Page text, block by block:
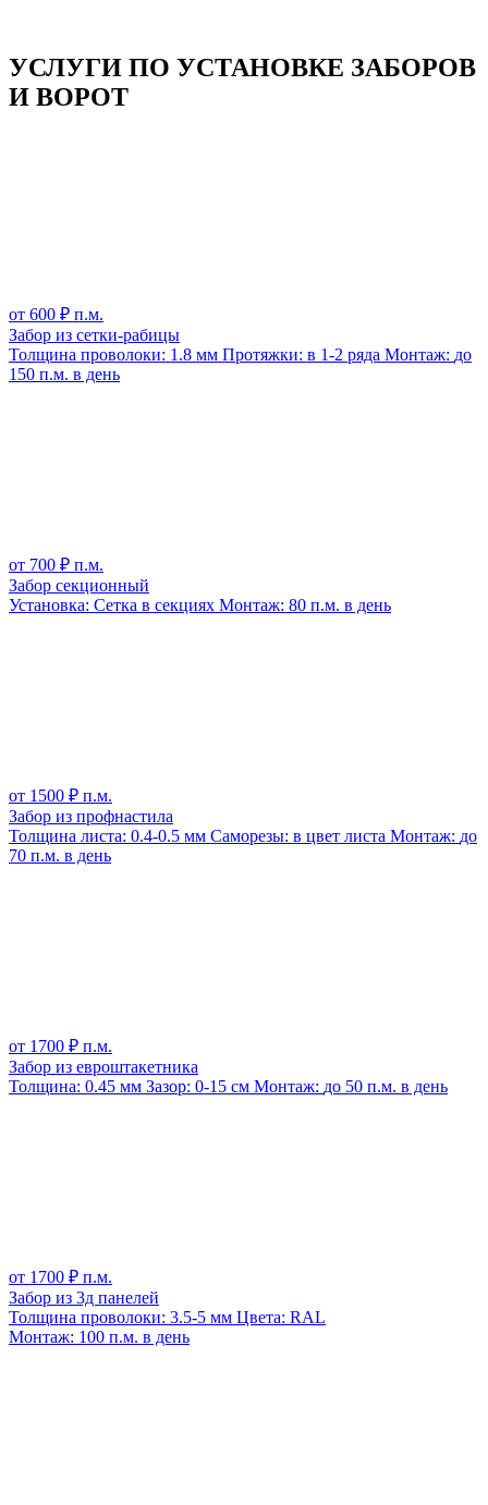
УСЛУГИ ПО УСТАНОВКЕ ЗАБОРОВ
И ВОРОТ
от 600 ₽ п.м.
Забор из сетки-рабицы
Толщина проволоки: 1.8 мм Протяжки: в 1-2 ряда Монтаж: до
150 п.м. в день
от 700 ₽ п.м.
Забор секционный
Установка: Сетка в секциях Монтаж: 80 п.м. в день
от 1500 ₽ п.м.
Забор из профнастила
Толщина листа: 0.4-0.5 мм Саморезы: в цвет листа Монтаж: до
70 п.м. в день
от 1700 ₽ п.м.
Забор из евроштакетника
Толщина: 0.45 мм Зазор: 0-15 см Монтаж: до 50 п.м. в день
от 1700 ₽ п.м.
Забор из 3д панелей
Толщина проволоки: 3.5-5 мм Цвета: RAL
Монтаж: 100 п.м. в день